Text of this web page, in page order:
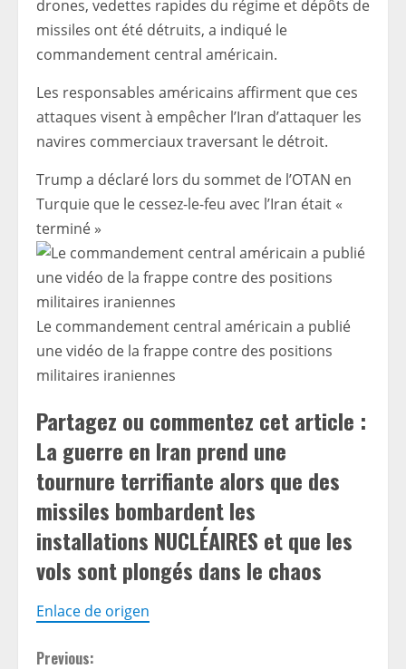
drones, vedettes rapides du régime et dépôts de
missiles ont été détruits, a indiqué le
commandement central américain.
Les responsables américains affirment que ces
attaques visent à empêcher l’Iran d’attaquer les
navires commerciaux traversant le détroit.
Trump a déclaré lors du sommet de l’OTAN en
Turquie que le cessez-le-feu avec l’Iran était «
terminé »
Le commandement central américain a publié
une vidéo de la frappe contre des positions
militaires iraniennes
Partagez ou commentez cet article :
La guerre en Iran prend une
tournure terrifiante alors que des
missiles bombardent les
installations NUCLÉAIRES et que les
vols sont plongés dans le chaos
Enlace de origen
Previous: